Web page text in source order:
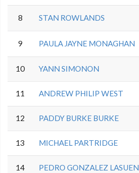
8 STAN ROWLANDS
9 PAULA JAYNE MONAGHAN
10 YANN SIMONON
11 ANDREW PHILIP WEST
12 PADDY BURKE BURKE
13 MICHAEL PARTRIDGE
14 PEDRO GONZALEZ LASUEN